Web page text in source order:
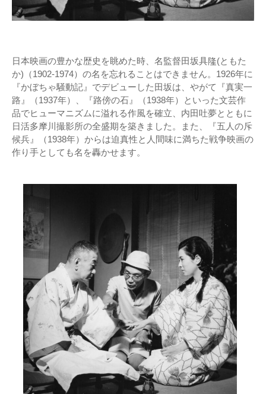
日本映画の豊かな歴史を眺めた時、名監督田坂具隆(ともた
か)（1902-1974）の名を忘れることはできません。1926年に
『かぼちゃ騒動記』でデビューした田坂は、やがて『真実一
路』（1937年）、『路傍の石』（1938年）といった文芸作
品でヒューマニズムに溢れる作風を確立、内田吐夢とともに
日活多摩川撮影所の全盛期を築きました。また、『五人の斥
候兵』（1938年）からは迫真性と人間味に満ちた戦争映画の
作り手としても名を轟かせます。